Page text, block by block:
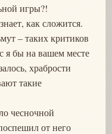
игры?!
как сложится.
– таких критиков
я бы на вашем месте
храбрости
такие
чесночной
от него